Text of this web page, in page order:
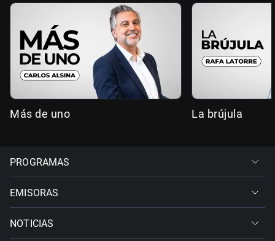
Más de uno La brújula
PROGRAMAS
EMISORAS
NOTICIAS